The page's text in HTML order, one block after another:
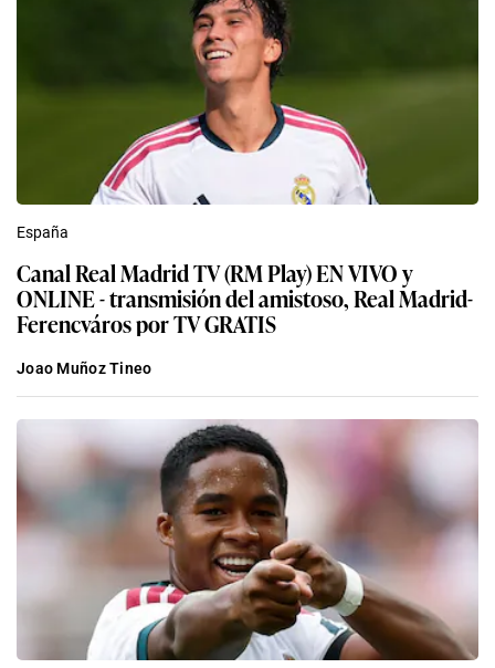
España
Canal Real Madrid TV (RM Play) EN VIVO y
ONLINE - transmisión del amistoso, Real Madrid-
Ferencváros por TV GRATIS
Joao Muñoz Tineo